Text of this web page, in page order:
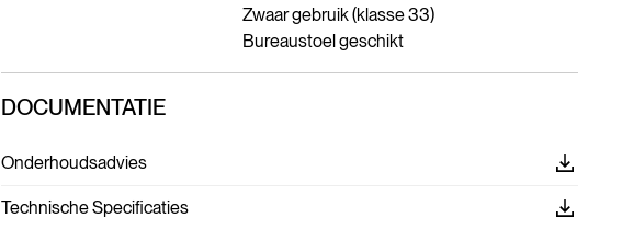
Zwaar gebruik (klasse 33)
Bureaustoel geschikt
DOCUMENTATIE
Onderhoudsadvies
Technische Specificaties